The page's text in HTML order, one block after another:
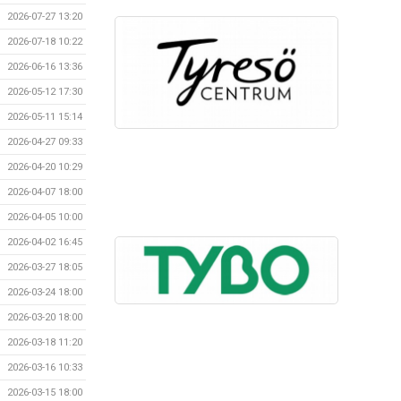
2026-07-27 13:20
2026-07-18 10:22
2026-06-16 13:36
2026-05-12 17:30
2026-05-11 15:14
2026-04-27 09:33
2026-04-20 10:29
2026-04-07 18:00
2026-04-05 10:00
2026-04-02 16:45
2026-03-27 18:05
2026-03-24 18:00
2026-03-20 18:00
2026-03-18 11:20
2026-03-16 10:33
2026-03-15 18:00